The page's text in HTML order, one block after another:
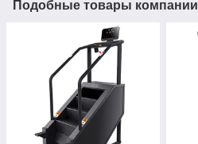
Подобные товары компании